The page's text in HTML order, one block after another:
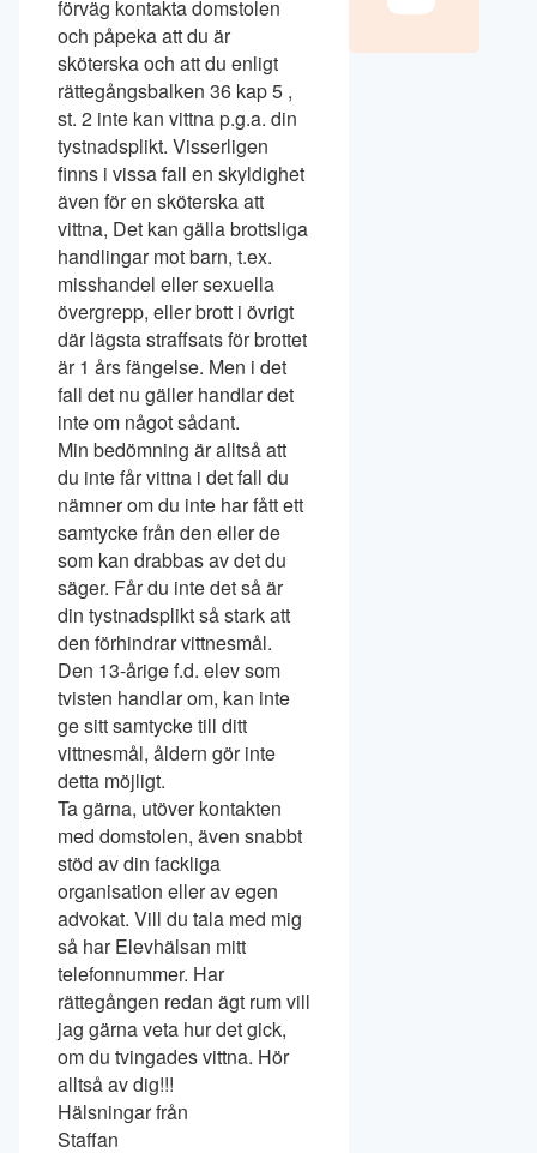
förväg kontakta domstolen
och påpeka att du är
sköterska och att du enligt
rättegångsbalken 36 kap 5 ,
st. 2 inte kan vittna p.g.a. din
tystnadsplikt. Visserligen
finns i vissa fall en skyldighet
även för en sköterska att
vittna, Det kan gälla brottsliga
handlingar mot barn, t.ex.
misshandel eller sexuella
övergrepp, eller brott i övrigt
där lägsta straffsats för brottet
är 1 års fängelse. Men i det
fall det nu gäller handlar det
inte om något sådant.
Min bedömning är alltså att
du inte får vittna i det fall du
nämner om du inte har fått ett
samtycke från den eller de
som kan drabbas av det du
säger. Får du inte det så är
din tystnadsplikt så stark att
den förhindrar vittnesmål.
Den 13-årige f.d. elev som
tvisten handlar om, kan inte
ge sitt samtycke till ditt
vittnesmål, åldern gör inte
detta möjligt.
Ta gärna, utöver kontakten
med domstolen, även snabbt
stöd av din fackliga
organisation eller av egen
advokat. Vill du tala med mig
så har Elevhälsan mitt
telefonnummer. Har
rättegången redan ägt rum vill
jag gärna veta hur det gick,
om du tvingades vittna. Hör
alltså av dig!!!
Hälsningar från
Staffan